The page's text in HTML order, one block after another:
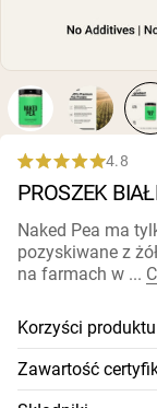
BIAŁKOWE
4.8
of
5
stars
4.8
PROSZEK
Naked Pea ma
pozyskiwane z
na farmach w ...
Korzyści produktu
100% białko
Z surowego
Zawartość
Ten suplement